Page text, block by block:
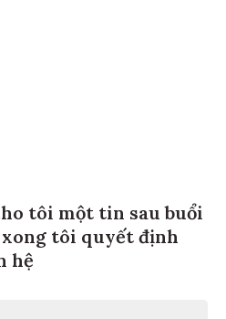
tôi một tin sau buổi
xong tôi quyết định
hệ